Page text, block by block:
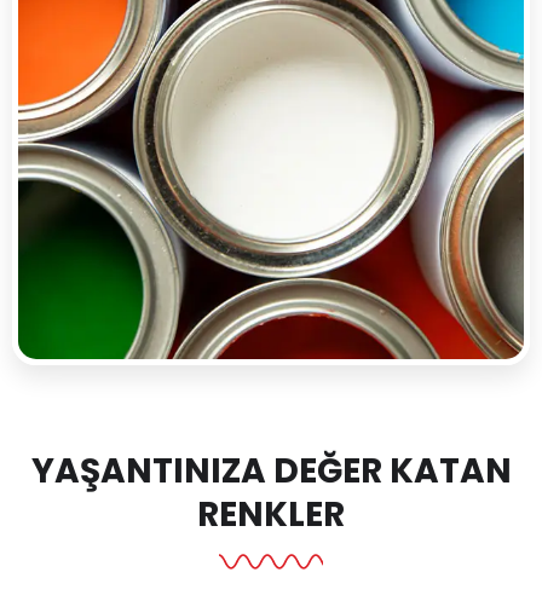
YAŞANTINIZA DEĞER KATAN
RENKLER